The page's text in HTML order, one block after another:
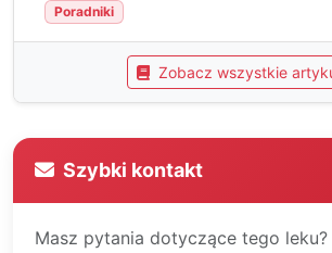
Poradniki
Zobacz wszystkie
Szybki kontakt
Masz pytania dotyczące tego